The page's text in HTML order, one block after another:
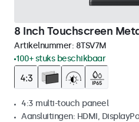
8 Inch Touchscreen
Artikelnummer: 8TSV7M
100+ stuks beschikbaar
4:3 multi-touch paneel
Aansluitingen: HDMI,